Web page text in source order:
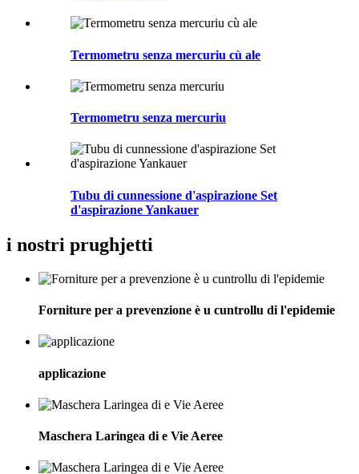
Termometru senza mercuriu cù ale
Termometru senza mercuriu
Tubu di cunnessione d'aspirazione Set
d'aspirazione Yankauer
i nostri prughjetti
Forniture per a prevenzione è u cuntrollu di l'epidemie
applicazione
Maschera Laringea di e Vie Aeree